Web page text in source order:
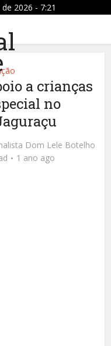
2026 - 7:21
a crianças
no
Dom Lele Botelho
1 ano ago